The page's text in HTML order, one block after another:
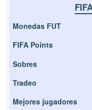
Monedas FUT
FIFA Points
Sobres
Tradeo
Mejores jugadores